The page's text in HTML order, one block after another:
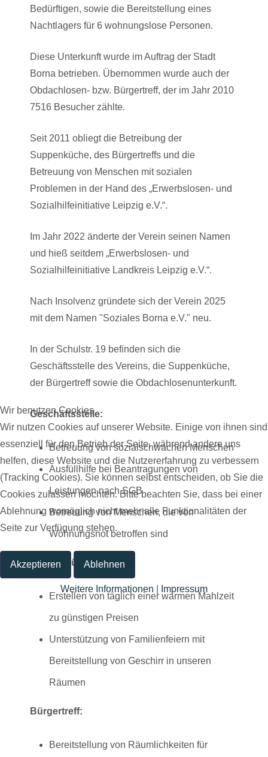
Bedürftigen, sowie die Bereitstellung eines
Nachtlagers für 6 wohnungslose Personen.
Diese Unterkunft wurde im Auftrag der Stadt
Borna betrieben. Übernommen wurde auch der
Obdachlosen- bzw. Bürgertreff, der im Jahr 2010
7516 Besucher zählte.
Seit 2011 obliegt die Betreibung der
Suppenküche, des Bürgertreffs und die
Betreuung von Menschen mit sozialen
Problemen in der Hand des „Erwerbslosen- und
Sozialhilfeinitiative Leipzig e.V.“.
Im Jahr 2022 änderte der Verein seinen Namen
und hieß seitdem „Erwerbslosen- und
Sozialhilfeinitiative Landkreis Leipzig e.V.“.
Nach Insolvenz gründete sich der Verein 2025
mit dem Namen "Soziales Borna e.V." neu.
In der Schulstr. 19 befinden sich die
Geschäftsstelle des Vereins, die Suppenküche,
der Bürgertreff sowie die Obdachlosenunterkunft.
Geschäftsstelle:
Betreuung von sozialschwachen Menschen
Ausfüllhilfe bei Beantragungen von
Leistungen nach SGB
Betreuung von Menschen, die von
Wohnungsnot betroffen sind
Suppenküche:
Erstellen von täglich einer warmen Mahlzeit
zu günstigen Preisen
Unterstützung von Familienfeiern mit
Bereitstellung von Geschirr in unseren
Räumen
Bürgertreff:
Bereitstellung von Räumlichkeiten für
Wir benutzen Cookies
Wir nutzen Cookies auf unserer Website. Einige von ihnen sind
essenziell für den Betrieb der Seite, während andere uns
helfen, diese Website und die Nutzererfahrung zu verbessern
(Tracking Cookies). Sie können selbst entscheiden, ob Sie die
Cookies zulassen möchten. Bitte beachten Sie, dass bei einer
Ablehnung womöglich nicht mehr alle Funktionalitäten der
Seite zur Verfügung stehen.
Akzeptieren Ablehnen
Weitere Informationen Impressum